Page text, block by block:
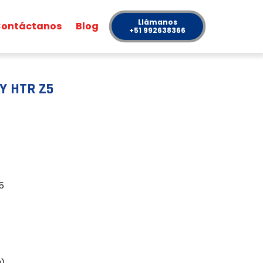
Blog
Llámanos
+51 992638366
HTR Z5